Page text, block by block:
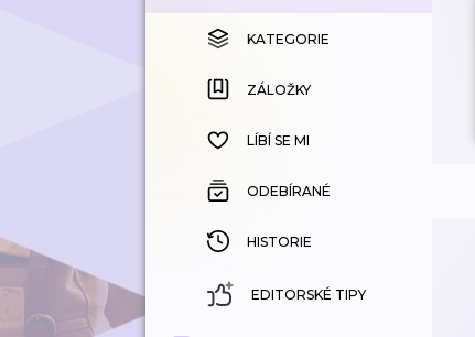
KATEGORIE
ZÁLOŽKY
HISTORIE
KATEGORIE
ZÁLOŽKY
LÍBÍ SE MI
ODEBÍRANÉ
HISTORIE
EDITORSKÉ TIPY